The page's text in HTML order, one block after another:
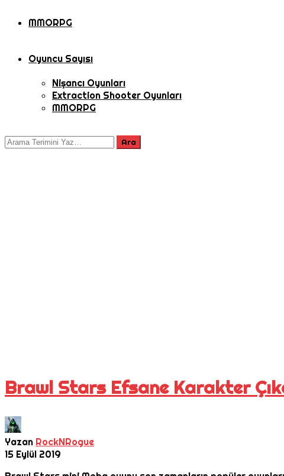
MMORPG
Oyuncu Sayısı
Nişancı Oyunları
Extraction Shooter Oyunları
MMORPG
Brawl Stars Efsane Karakter
Yazan RockNRogue
15 Eylül 2019